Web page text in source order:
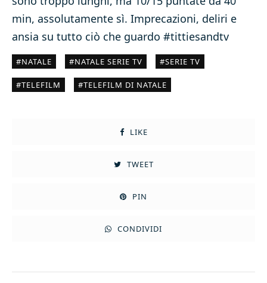
min, assolutamente sì. Imprecazioni, deliri e
ansia su tutto ciò che guardo #tittiesandtv
NATALE NATALE SERIE TV SERIE TV
TELEFILM TELEFILM DI NATALE
LIKE
TWEET
PIN
CONDIVIDI